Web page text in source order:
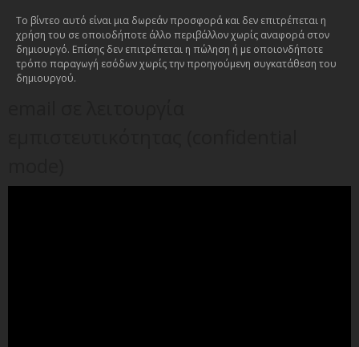
Το βίντεο αυτό είναι μια δωρεάν προσφορά και δεν επιτρέπεται η
χρήση του σε οποιοδήποτε άλλο περιβάλλον χωρίς αναφορά στον
δημιουργό. Επίσης δεν επιτρέπεται η πώληση ή με οποιονδήποτε
τρόπο παραγωγή εσόδων χωρίς την προηγούμενη συγκατάθεση του
δημιουργού.